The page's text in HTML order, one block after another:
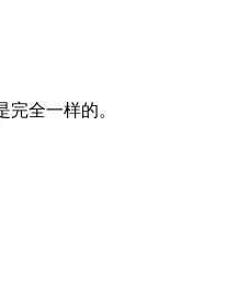
全一样的。